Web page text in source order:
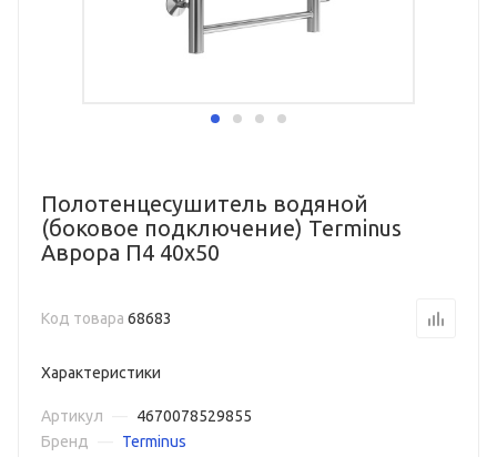
Полотенцесушитель водяной
(боковое подключение) Terminus
Аврора П4 40х50
Код товара 68683
Характеристики
Артикул
4670078529855
Бренд
Terminus